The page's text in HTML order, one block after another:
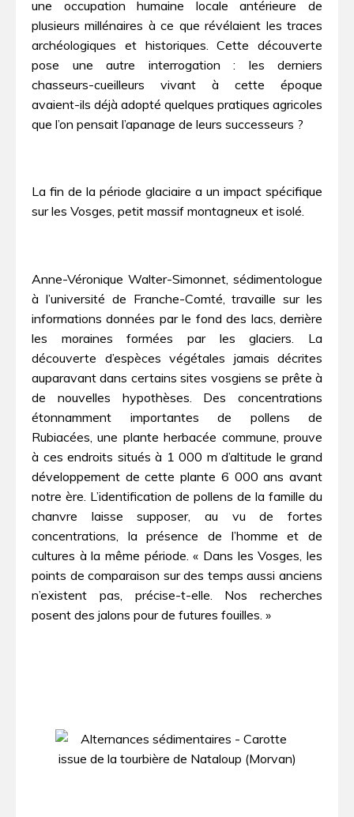
une occupation humaine locale antérieure de
plusieurs millénaires à ce que révélaient les traces
archéologiques et historiques. Cette découverte
pose une autre interrogation : les derniers
chasseurs-cueilleurs vivant à cette époque
avaient-ils déjà adopté quelques pratiques agricoles
que l’on pensait l’apanage de leurs successeurs ?
La fin de la période glaciaire a un impact spécifique
sur les Vosges, petit massif montagneux et isolé.
Anne-Véronique Walter-Simonnet, sédimentologue
à l’université de Franche-Comté, travaille sur les
informations données par le fond des lacs, derrière
les moraines formées par les glaciers. La
découverte d’espèces végétales jamais décrites
auparavant dans certains sites vosgiens se prête à
de nouvelles hypothèses. Des concentrations
étonnamment importantes de pollens de
Rubiacées, une plante herbacée commune, prouve
à ces endroits situés à 1 000 m d’altitude le grand
développement de cette plante 6 000 ans avant
notre ère. L’identification de pollens de la famille du
chanvre laisse supposer, au vu de fortes
concentrations, la présence de l’homme et de
cultures à la même période. « Dans les Vosges, les
points de comparaison sur des temps aussi anciens
n’existent pas, précise-t-elle. Nos recherches
posent des jalons pour de futures fouilles. »